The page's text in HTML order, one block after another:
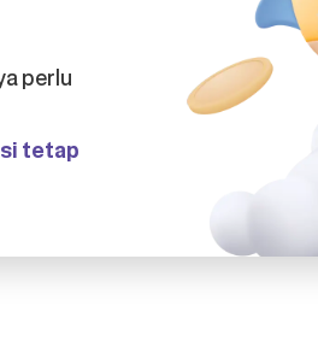
perlu
tetap